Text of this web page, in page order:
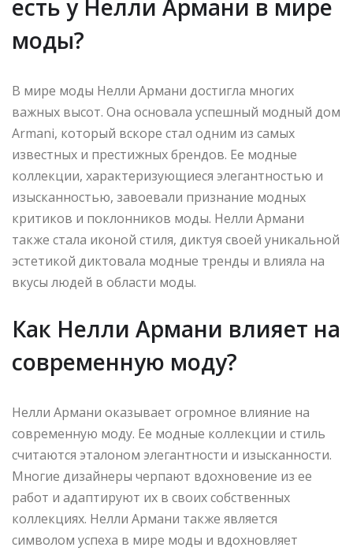
есть у Нелли Армани в мире
моды?
В мире моды Нелли Армани достигла многих
важных высот. Она основала успешный модный дом
Armani, который вскоре стал одним из самых
известных и престижных брендов. Ее модные
коллекции, характеризующиеся элегантностью и
изысканностью, завоевали признание модных
критиков и поклонников моды. Нелли Армани
также стала иконой стиля, диктуя своей уникальной
эстетикой диктовала модные тренды и влияла на
вкусы людей в области моды.
Как Нелли Армани влияет на
современную моду?
Нелли Армани оказывает огромное влияние на
современную моду. Ее модные коллекции и стиль
считаются эталоном элегантности и изысканности.
Многие дизайнеры черпают вдохновение из ее
работ и адаптируют их в своих собственных
коллекциях. Нелли Армани также является
символом успеха в мире моды и вдохновляет